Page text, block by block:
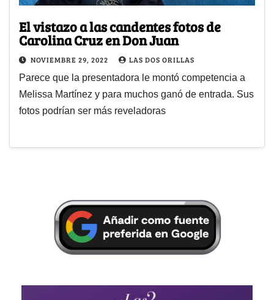
El vistazo a las candentes fotos de
Carolina Cruz en Don Juan
NOVIEMBRE 29, 2022 LAS DOS ORILLAS
Parece que la presentadora le montó competencia a
Melissa Martínez y para muchos ganó de entrada. Sus
fotos podrían ser más reveladoras